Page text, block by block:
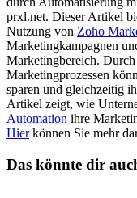
prxl.net. Dieser Artikel
Nutzung von Zoho
Marketingkampagnen
Marketingbereich.
Marketingprozessen
sparen und gleichzeitig
Artikel zeigt, wie
Automation ihre
Hierkönnen Sie mehr
Das könnte dir